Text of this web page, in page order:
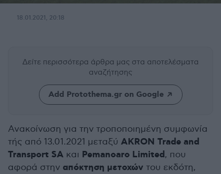
18.01.2021, 20:18
Δείτε περισσότερα άρθρα μας στα αποτελέσματα
αναζήτησης
Add Protothema.gr on Google
Ανακοίνωση για την τροποποιημένη συμφωνία
τής από 13.01.2021 μεταξύ AKRON Trade and
Transport SA και Pemanoaro Limited, που
αφορά στην απόκτηση μετοχών του εκδότη,